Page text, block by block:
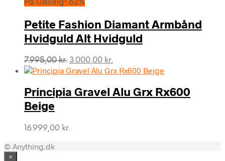
På Udsalg! 62%
Petite Fashion Diamant Armbånd
Hvidguld Alt Hvidguld
7.995,00kr. Den
oprindelige
var:
7.995,00 kr..
3.000,00 kr.
aktuelle
er:
3.000,00 kr..
Principia Gravel Alu Grx Rx600
Beige
16.999,00 kr.
© Anything.dk
×